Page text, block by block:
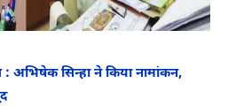
: अभिषेक सिन्हा ने किया नामांकन,